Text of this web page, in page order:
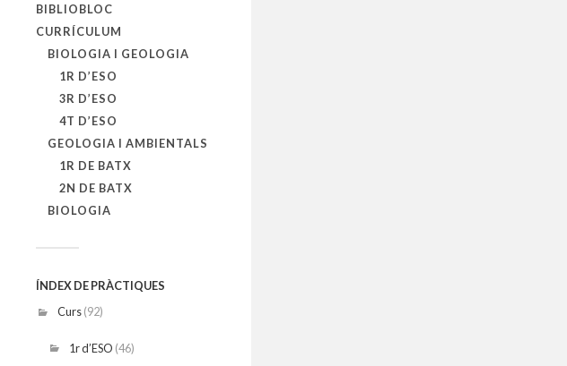
BIBLIOBLOC
CURRÍCULUM
BIOLOGIA I GEOLOGIA
1R D’ESO
3R D’ESO
4T D’ESO
GEOLOGIA I AMBIENTALS
1R DE BATX
2N DE BATX
BIOLOGIA
ÍNDEX DE PRÀCTIQUES
Curs(92)
1r d’ESO (46)